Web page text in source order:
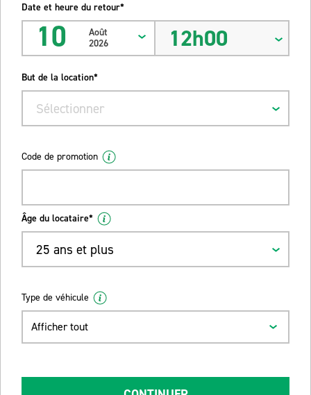
Date et heure du retour*
10
Août
2026
12h00
But de la location*
Sélectionner
Code de promotion
Âge du locataire*
25 ans et plus
Type de véhicule
Afficher tout